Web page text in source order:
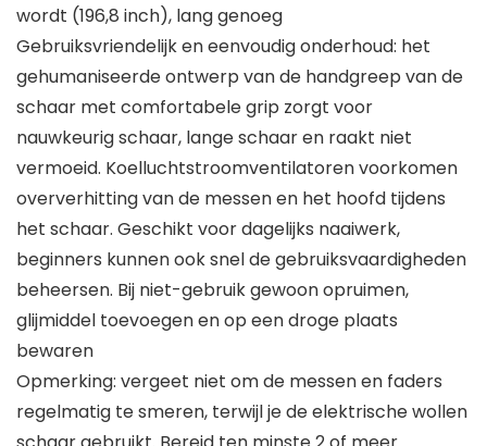
wordt (196,8 inch), lang genoeg
Gebruiksvriendelijk en eenvoudig onderhoud: het
gehumaniseerde ontwerp van de handgreep van de
schaar met comfortabele grip zorgt voor
nauwkeurig schaar, lange schaar en raakt niet
vermoeid. Koelluchtstroomventilatoren voorkomen
oververhitting van de messen en het hoofd tijdens
het schaar. Geschikt voor dagelijks naaiwerk,
beginners kunnen ook snel de gebruiksvaardigheden
beheersen. Bij niet-gebruik gewoon opruimen,
glijmiddel toevoegen en op een droge plaats
bewaren
Opmerking: vergeet niet om de messen en faders
regelmatig te smeren, terwijl je de elektrische wollen